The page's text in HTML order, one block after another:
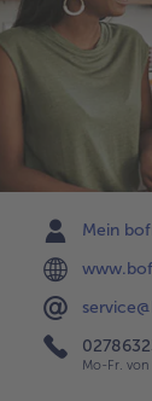
Mein
Mo-Fr.